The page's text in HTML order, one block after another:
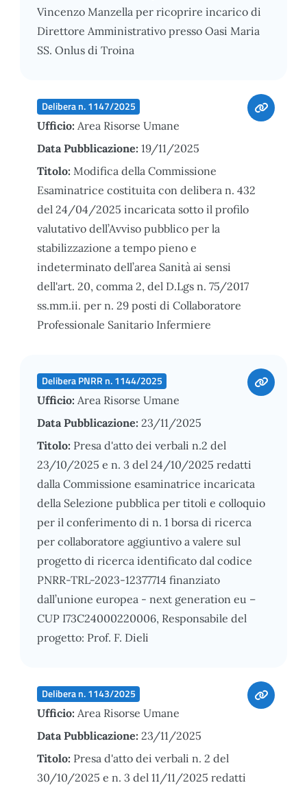
Vincenzo Manzella per ricoprire incarico di
Direttore Amministrativo presso Oasi Maria
SS. Onlus di Troina
Delibera n. 1147/2025
Ufficio: Area Risorse Umane
Data Pubblicazione: 19/11/2025
Titolo: Modifica della Commissione
Esaminatrice costituita con delibera n. 432
del 24/04/2025 incaricata sotto il profilo
valutativo dell’Avviso pubblico per la
stabilizzazione a tempo pieno e
indeterminato dell’area Sanità ai sensi
dell'art. 20, comma 2, del D.Lgs n. 75/2017
ss.mm.ii. per n. 29 posti di Collaboratore
Professionale Sanitario Infermiere
Delibera PNRR n. 1144/2025
Ufficio: Area Risorse Umane
Data Pubblicazione: 23/11/2025
Titolo: Presa d'atto dei verbali n.2 del
23/10/2025 e n. 3 del 24/10/2025 redatti
dalla Commissione esaminatrice incaricata
della Selezione pubblica per titoli e colloquio
per il conferimento di n. 1 borsa di ricerca
per collaboratore aggiuntivo a valere sul
progetto di ricerca identificato dal codice
PNRR-TRL-2023-12377714 finanziato
dall’unione europea - next generation eu –
CUP I73C24000220006, Responsabile del
progetto: Prof. F. Dieli
Delibera n. 1143/2025
Ufficio: Area Risorse Umane
Data Pubblicazione: 23/11/2025
Titolo: Presa d'atto dei verbali n. 2 del
30/10/2025 e n. 3 del 11/11/2025 redatti